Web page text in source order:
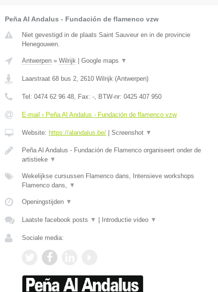
Peña Al Andalus - Fundación de flamenco vzw
Niet gevestigd in de plaats Saint Sauveur en in de provincie
Henegouwen.
Antwerpen » Wilrijk | Google maps ▼
Laarstraat 68 bus 2 2610 Wilrijk (Antwerpen)
Tel: 0474 62 96 48 , Fax: - , BTW-nr: 0425 407 950
E-mail › Peña Al Andalus - Fundación de flamenco vzw
Website: https://alandalus.be/ | Screenshot ▼
Peña Al Andalus - Fundación de Flamenco organiseert onder de
artistieke ▼
Wekelijkse cursussen Flamenco dans, Intensieve workshops
Flamenco dans,
▼
Openingstijden ▼
Laatste facebook posts ▼ | Introductie video ▼
Sociale media: